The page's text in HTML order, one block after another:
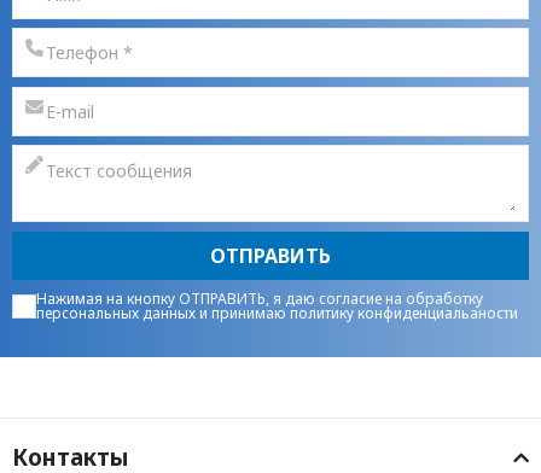
ОТПРАВИТЬ
Нажимая на кнопку ОТПРАВИТЬ, я даю согласие на обработку
персональных данныхи принимаюполитику конфиденциальаности
Контакты